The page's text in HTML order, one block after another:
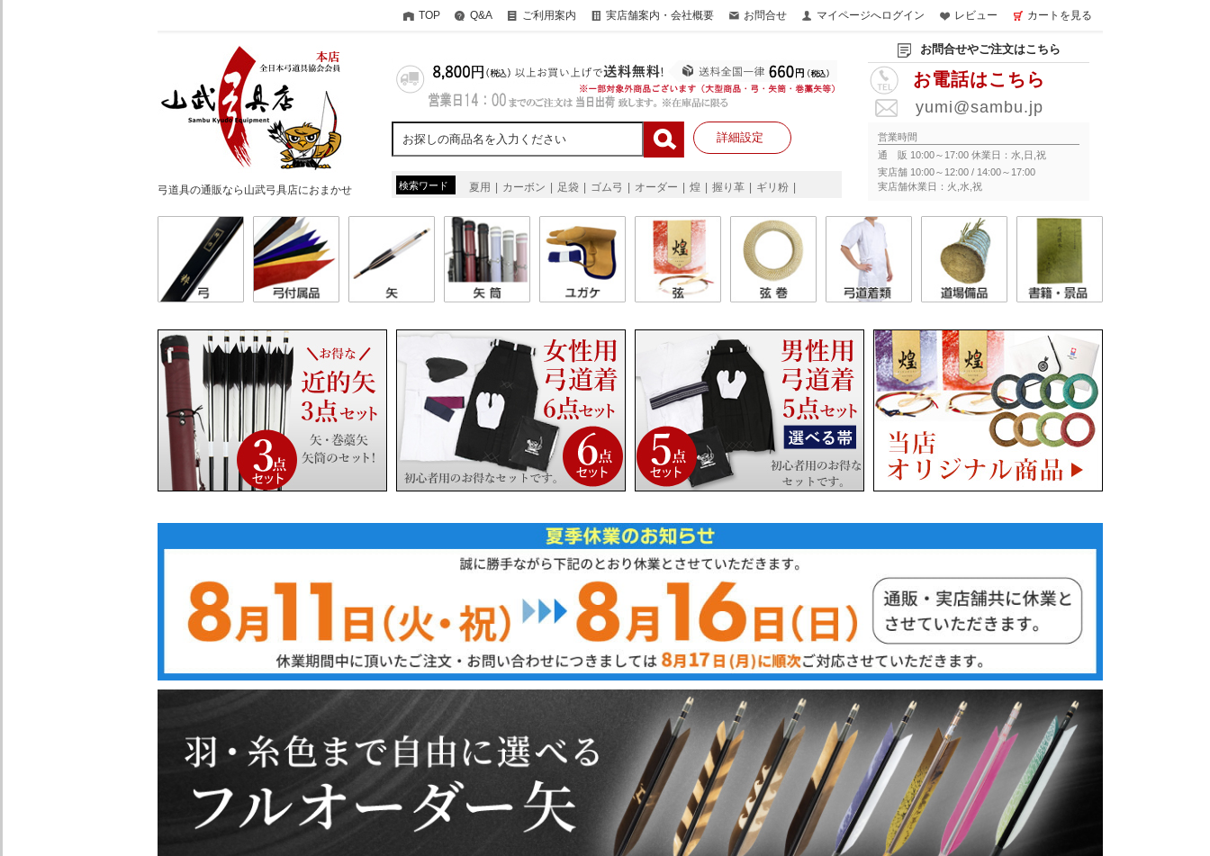
TOP Q&A ご利用案内 実店舗案内・会社概要 お問合せ マイページへログイン レビュー カートを見る
弓道具の通販なら山武弓具店におまかせ
詳細設定
検索ワード 夏用 カーボン 足袋 ゴム弓 オーダー 煌 握り革 ギリ粉
お問合せやご注文はこちら
お電話はこちら
yumi@sambu.jp
営業時間
通 販 10:00～17:00 休業日：水,日,祝
実店舗 10:00～12:00 / 14:00～17:00
実店舗休業日：火,水,祝